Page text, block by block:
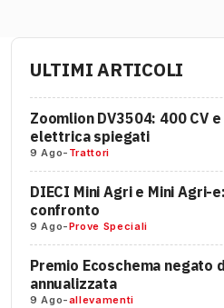
ULTIMI ARTICOLI
Zoomlion DV3504: 400 CV
elettrica spiegati
9 Ago- Trattori
DIECI Mini Agri e Mini
confronto
9 Ago-Prove Speciali
Premio Ecoschema negato
annualizzata
9 Ago-allevamenti